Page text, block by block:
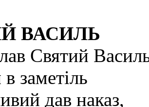
ВАСИЛЬ
Святий
в заметіль
дав наказ,